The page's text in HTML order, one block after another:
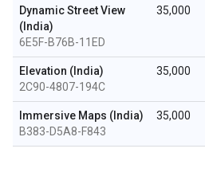
Dynamic Street View
(India)
6E5F-B76B-11ED
35,000
Elevation (India)
2C90-4807-194C
35,000
Immersive Maps (India)
B383-D5A8-F843
35,000